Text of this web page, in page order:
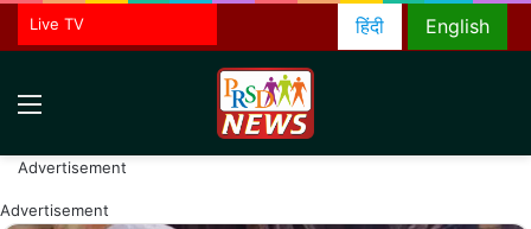
Live TV English
हिंदी
Menu
Advertisement
Advertisement